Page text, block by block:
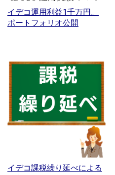
イデコ運用利益1千万円。
ポートフォリオ公開
イデコ課税繰り延べによる